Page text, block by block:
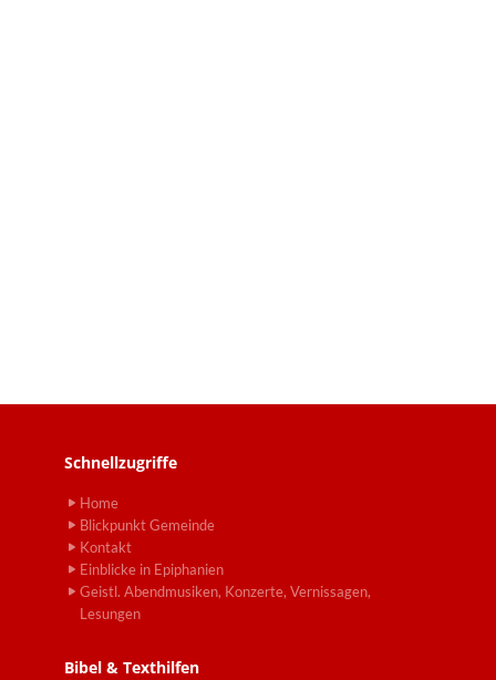
Schnellzugriffe
Home
Blickpunkt Gemeinde
Kontakt
Einblicke in Epiphanien
Geistl. Abendmusiken, Konzerte, Vernissagen,
Lesungen
Bibel & Texthilfen